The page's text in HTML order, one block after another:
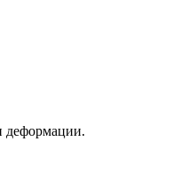
деформации.